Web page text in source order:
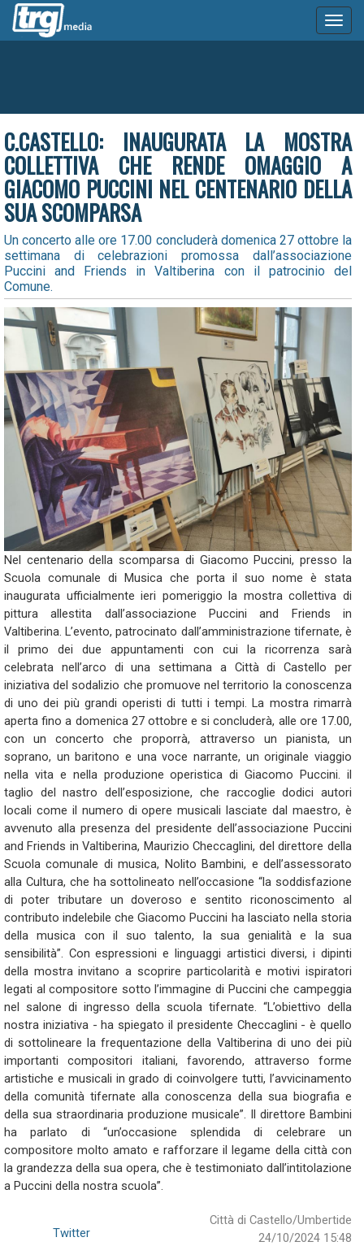
C.CASTELLO: INAUGURATA LA MOSTRA
COLLETTIVA CHE RENDE OMAGGIO A
GIACOMO PUCCINI NEL CENTENARIO DELLA
SUA SCOMPARSA
Un concerto alle ore 17.00 concluderà domenica 27 ottobre la
settimana di celebrazioni promossa dall’associazione
Puccini and Friends in Valtiberina con il patrocinio del
Comune.
Nel centenario della scomparsa di Giacomo Puccini, presso la
Scuola comunale di Musica che porta il suo nome è stata
inaugurata ufficialmente ieri pomeriggio la mostra collettiva di
pittura allestita dall’associazione Puccini and Friends in
Valtiberina. L’evento, patrocinato dall’amministrazione tifernate, è
il primo dei due appuntamenti con cui la ricorrenza sarà
celebrata nell’arco di una settimana a Città di Castello per
iniziativa del sodalizio che promuove nel territorio la conoscenza
di uno dei più grandi operisti di tutti i tempi. La mostra rimarrà
aperta fino a domenica 27 ottobre e si concluderà, alle ore 17.00,
con un concerto che proporrà, attraverso un pianista, un
soprano, un baritono e una voce narrante, un originale viaggio
nella vita e nella produzione operistica di Giacomo Puccini. il
taglio del nastro dell’esposizione, che raccoglie dodici autori
locali come il numero di opere musicali lasciate dal maestro, è
avvenuto alla presenza del presidente dell’associazione Puccini
and Friends in Valtiberina, Maurizio Checcaglini, del direttore della
Scuola comunale di musica, Nolito Bambini, e dell’assessorato
alla Cultura, che ha sottolineato nell’occasione “la soddisfazione
di poter tributare un doveroso e sentito riconoscimento al
contributo indelebile che Giacomo Puccini ha lasciato nella storia
della musica con il suo talento, la sua genialità e la sua
sensibilità”. Con espressioni e linguaggi artistici diversi, i dipinti
della mostra invitano a scoprire particolarità e motivi ispiratori
legati al compositore sotto l’immagine di Puccini che campeggia
nel salone di ingresso della scuola tifernate. “L’obiettivo della
nostra iniziativa - ha spiegato il presidente Checcaglini - è quello
di sottolineare la frequentazione della Valtiberina di uno dei più
importanti compositori italiani, favorendo, attraverso forme
artistiche e musicali in grado di coinvolgere tutti, l’avvicinamento
della comunità tifernate alla conoscenza della sua biografia e
della sua straordinaria produzione musicale”. Il direttore Bambini
ha parlato di “un’occasione splendida di celebrare un
compositore molto amato e rafforzare il legame della città con
la grandezza della sua opera, che è testimoniato dall’intitolazione
a Puccini della nostra scuola”.
Città di Castello/Umbertide
24/10/2024 15:48
Twitter